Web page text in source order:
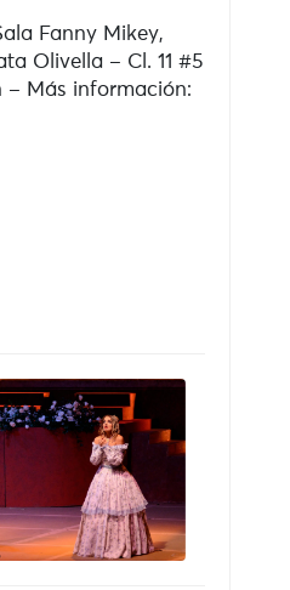
Fanny Mikey,
Olivella – Cl. 11 #5
– Más información: